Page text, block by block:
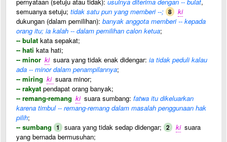
semuanya setuju; tidak satu pun yang memberi --; 8
ki
dukungan (dalam pemilihan): banyak anggota memberi -- kepada
orang itu; ia kalah -- dalam pemilihan calon ketua;
-- bulat kata sepakat;
-- hati kata hati;
-- minor ki suara yang tidak enak didengar: ia tidak peduli kalau
ada -- minor dalam penampilannya;
-- miring ki suara minor;
-- rakyat pendapat orang banyak;
-- remang-remang ki suara sumbang: fatwa itu dikeluarkan
karena timbul -- remang-remang dalam masalah penggunaan hak
pilih;
-- sumbang 1 suara yang tidak sedap didengar; 2 ki suara
yang bernada bermusuhan;